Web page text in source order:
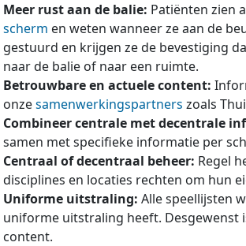
Meer rust aan de balie: Patiënten zien
scherm en weten wanneer ze aan de
gestuurd en krijgen ze de bevestiging
naar de balie of naar een ruimte.
Betrouwbare en actuele content:
onzesamenwerkingspartners zoals
Combineer centrale met decentrale
samen met specifieke informatie per
Centraal of decentraal beheer: Regel
disciplines en locaties rechten om hun
Uniforme uitstraling: Alle speellijsten
uniforme uitstraling heeft. Desgewenst
content.